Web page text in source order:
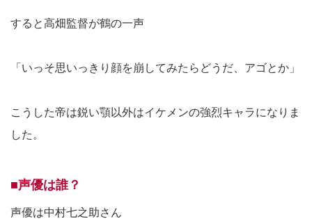
すると高畑監督が鶴の一声
「いっそ思いっきり顔を崩してみたらどうだ、アゴとか」
こうした帝は鋭い顎以外はイケメンの強烈キャラになりま
した。
■声優は誰？
声優は中村七之助さん